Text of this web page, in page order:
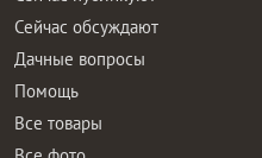
Сейчас обсуждают
Дачные вопросы
Помощь
Все товары